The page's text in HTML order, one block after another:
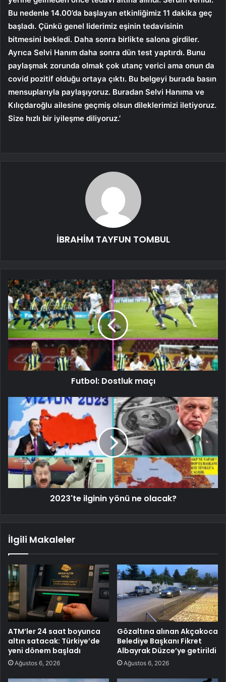
Bu nedenle 14.00’da başlayan etkinliğimiz 11 dakika geç
başladı. Çünkü genel liderimiz eşinin tedavisinin
bitmesini bekledi. Daha sonra birlikte salona girdiler.
Ayrıca Selvi Hanım daha sonra dün test yaptırdı. Bunu
paylaşmak zorunda olmak çok utanç verici ama onun da
covid pozitif olduğu ortaya çıktı. Bu belgeyi burada basın
mensuplarıyla paylaşıyoruz. Buradan Selvi Hanıma ve
Kılıçdaroğlu ailesine geçmiş olsun dileklerimizi iletiyoruz.
Size hızlı bir iyileşme diliyoruz.’
İBRAHİM TAYFUN TOMBUL
Futbol: Dostluk maçı
2023'te ilginin yönü ne olacak?
İlgili Makaleler
ATM’ler 24 saat boyunca
altın satacak: Türkiye’de
yeni dönem başladı
Ağustos 6, 2026
Gözaltına alınan Akçakoca
Belediye Başkanı Fikret
Albayrak Düzce’ye getirildi
Ağustos 6, 2026